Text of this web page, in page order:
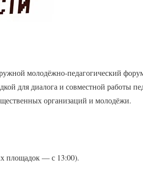
молодёжно‑педагогический
для диалога и совместной работы
организаций и молодёжи.
площадок — с 13:00).